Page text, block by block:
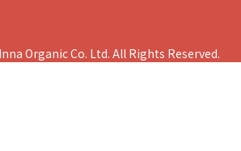
Organic Co. Ltd. All Rights Reserved.